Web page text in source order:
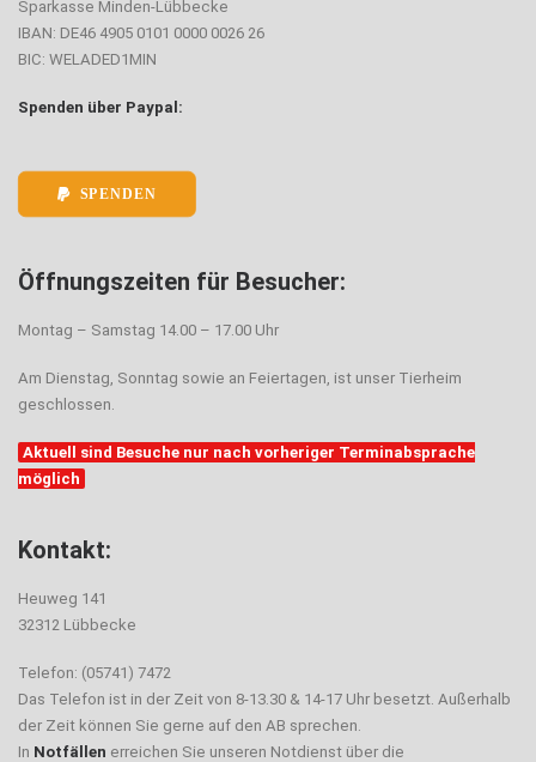
Sparkasse Minden-Lübbecke
IBAN: DE46 4905 0101 0000 0026 26
BIC: WELADED1MIN
Spenden über Paypal:
SPENDEN
Öffnungszeiten für Besucher:
Montag – Samstag 14.00 – 17.00 Uhr
Am Dienstag, Sonntag sowie an Feiertagen, ist unser Tierheim
geschlossen.
Aktuell sind Besuche nur nach vorheriger Terminabsprache
möglich
Kontakt:
Heuweg 141
32312 Lübbecke
Telefon: (05741) 7472
Das Telefon ist in der Zeit von 8-13.30 & 14-17 Uhr besetzt. Außerhalb
der Zeit können Sie gerne auf den AB sprechen.
In Notfällen erreichen Sie unseren Notdienst über die